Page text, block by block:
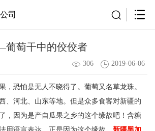
司
萄干中的佼佼者
306 2019-06-06
，恐怕是无人不晓得了。葡萄又名草龙珠。
、河北、山东等地。但是众多食客对新疆的
，因为是产自瓜果之乡的这个缘故吧！含糖